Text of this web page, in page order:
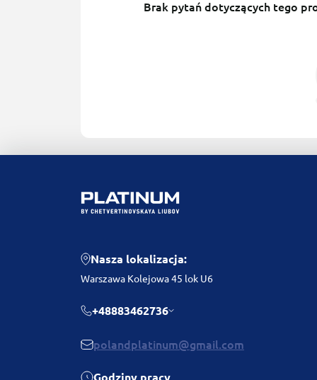
Brak pytań dotyczących tego
Nasza lokalizacja:
Warszawa Kolejowa 45 lok U6
+48883462736
polandplatinum@gmail.com
Godziny pracy